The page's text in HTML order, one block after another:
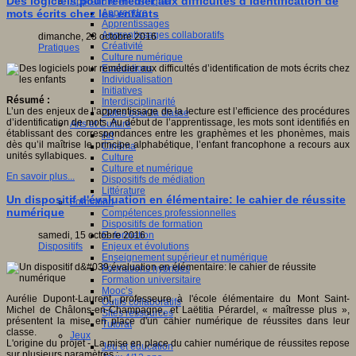
Apprendre
Apprentissages
Apprentissages collaboratifs
Créativité
Culture numérique
Evaluations
Individualisation
Initiatives
Interdisciplinarité
Outils pour la classe
Arts et Culture
Art
Cinéma
Culture
Culture et numérique
Dispositifs de médiation
Littérature
Formation
Compétences professionnelles
Dispositifs de formation
E- formation
Enjeux et évolutions
Enseignement supérieur et numérique
Formations hybrides
Formation universitaire
Mooc’s
Outils collaboratifs
Sites ressources
Tutorat
Jeux
Jeu et éducation
mots écrits chez les enfants
dimanche, 23 octobre 2016
Pratiques
Résumé :
L’un des enjeux de l’apprentissage de la lecture est l’efficience des procédures
d’identification de mots. Au début de l’apprentissage, les mots sont identifiés en
établissant des correspondances entre les graphèmes et les phonèmes, mais
dès qu’il maîtrise le principe alphabétique, l’enfant francophone a recours aux
unités syllabiques.
En savoir plus...
Un dispositif d'évaluation en élémentaire: le cahier de réussite
numérique
samedi, 15 octobre 2016
Dispositifs
Aurélie Dupont-Laurent, professeure à l'école élémentaire du Mont Saint-
Michel de Châlons-en-Champagne, et Laëtitia Pérardel, « maîtresse plus »,
présentent la mise en place d'un cahier numérique de réussites dans leur
classe.
L'origine du projet - La mise en place du cahier numérique de réussites repose